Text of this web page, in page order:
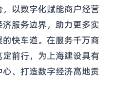
以数字化赋能商户经营
服务边界，助力更多实
快车道。在服务千万商
前行，为上海建设具有
、打造数字经济高地贡